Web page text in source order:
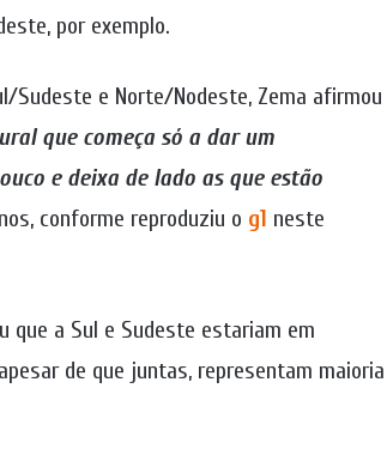
por exemplo.
Sudeste e Norte/Nodeste, Zema afirmou
que começa só a dar um
e deixa de lado as que estão
conforme reproduziu o g1 neste
que a Sul e Sudeste estariam em
de que juntas, representam maioria